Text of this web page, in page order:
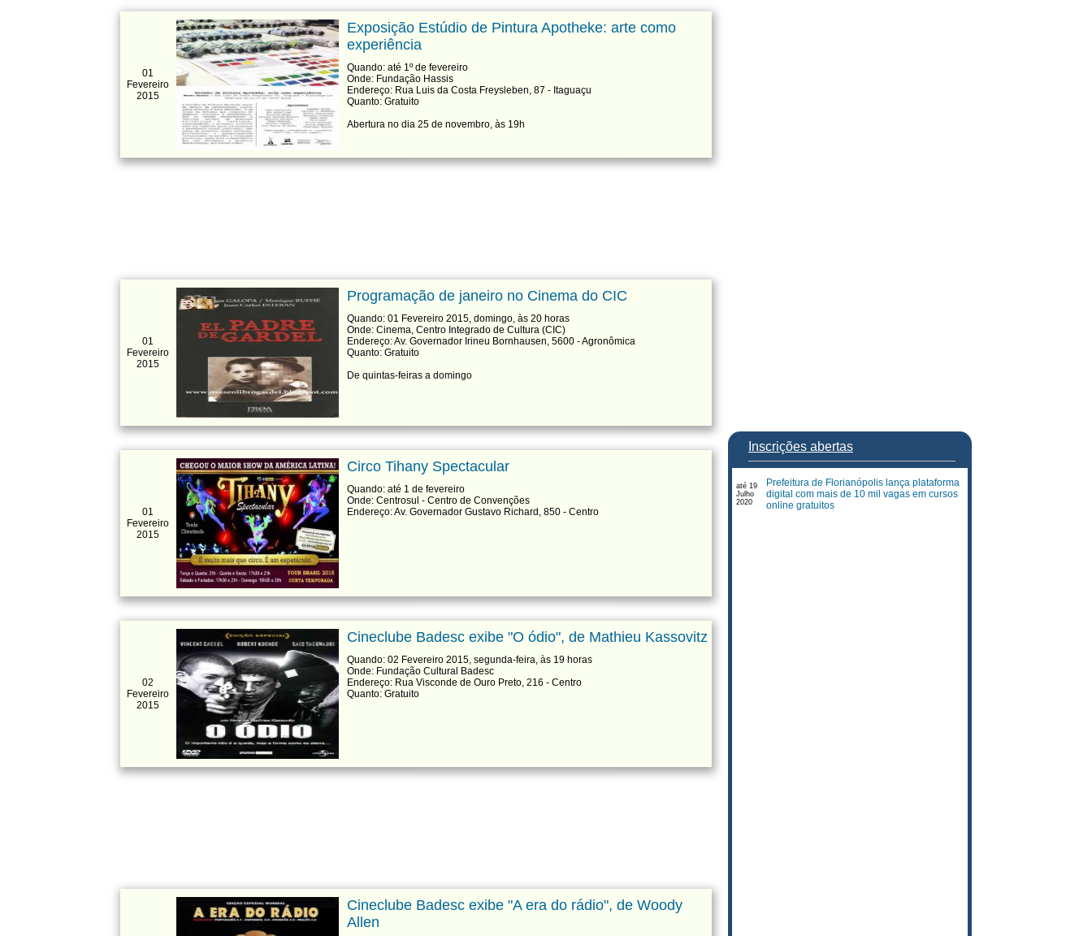
01
Fevereiro
2015
Exposição Estúdio de Pintura Apotheke: arte como
experiência
Quando: até 1º de fevereiro
Onde: Fundação Hassis
Endereço: Rua Luis da Costa Freysleben, 87 - Itaguaçu
Quanto: Gratuito
Abertura no dia 25 de novembro, às 19h
01
Fevereiro
2015
Programação de janeiro no Cinema do CIC
Quando: 01 Fevereiro 2015, domingo, às 20 horas
Onde: Cinema, Centro Integrado de Cultura (CIC)
Endereço: Av. Governador Irineu Bornhausen, 5600 - Agronômica
Quanto: Gratuito
De quintas-feiras a domingo
01
Fevereiro
2015
Circo Tihany Spectacular
Quando: até 1 de fevereiro
Onde: Centrosul - Centro de Convenções
Endereço: Av. Governador Gustavo Richard, 850 - Centro
02
Fevereiro
2015
Cineclube Badesc exibe "O ódio", de Mathieu Kassovitz
Quando: 02 Fevereiro 2015, segunda-feira, às 19 horas
Onde: Fundação Cultural Badesc
Endereço: Rua Visconde de Ouro Preto, 216 - Centro
Quanto: Gratuito
Cineclube Badesc exibe "A era do rádio", de Woody
Allen
Inscrições abertas
até 19
Julho
2020
Prefeitura de Florianópolis lança plataforma
digital com mais de 10 mil vagas em cursos
online gratuitos